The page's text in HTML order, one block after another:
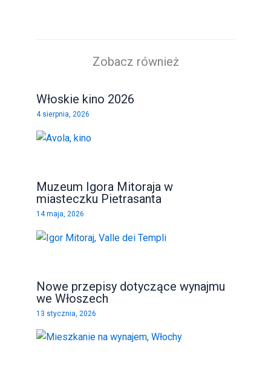
Zobacz również
Włoskie kino 2026
4 sierpnia, 2026
Muzeum Igora Mitoraja w
miasteczku Pietrasanta
14 maja, 2026
Nowe przepisy dotyczące wynajmu
we Włoszech
13 stycznia, 2026